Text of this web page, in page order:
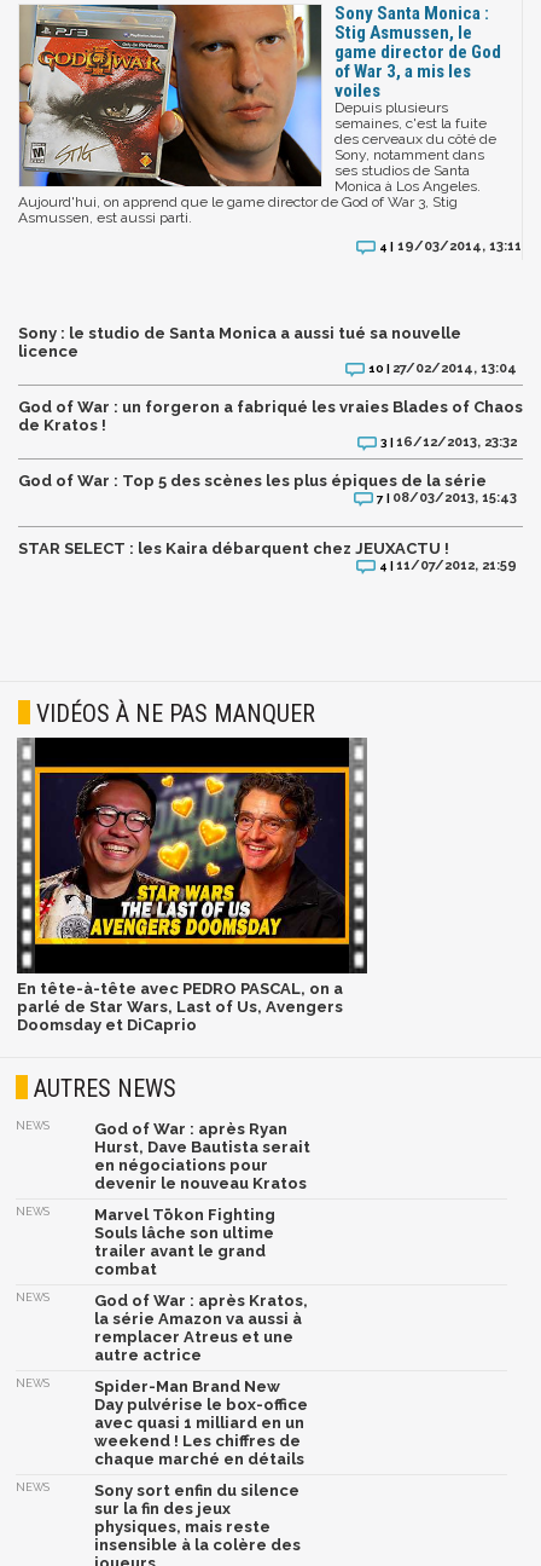
Sony Santa Monica :
Stig Asmussen, le
game director de God
of War 3, a mis les
voiles
Depuis plusieurs
semaines, c'est la fuite
des cerveaux du côté de
Sony, notamment dans
ses studios de Santa
Monica à Los Angeles.
Aujourd'hui, on apprend que le game director de God of War 3, Stig
Asmussen, est aussi parti.
4 | 19/03/2014, 13:11
Sony : le studio de Santa Monica a aussi tué sa nouvelle
licence
10 | 27/02/2014, 13:04
God of War : un forgeron a fabriqué les vraies Blades of Chaos
de Kratos !
3 |16/12/2013, 23:32
God of War : Top 5 des scènes les plus épiques de la série
7 | 08/03/2013, 15:43
STAR SELECT : les Kaira débarquent chez JEUXACTU !
4 |11/07/2012, 21:59
VIDÉOS À NE PAS MANQUER
En tête-à-tête avec PEDRO PASCAL, on a
parlé de Star Wars, Last of Us, Avengers
Doomsday et DiCaprio
AUTRES NEWS
NEWS
God of War : après Ryan
Hurst, Dave Bautista serait
en négociations pour
devenir le nouveau Kratos
NEWS
Marvel Tōkon Fighting
Souls lâche son ultime
trailer avant le grand
combat
NEWS
God of War : après Kratos,
la série Amazon va aussi à
remplacer Atreus et une
autre actrice
NEWS
Spider-Man Brand New
Day pulvérise le box-office
avec quasi 1 milliard en un
weekend ! Les chiffres de
chaque marché en détails
NEWS
Sony sort enfin du silence
sur la fin des jeux
physiques, mais reste
insensible à la colère des